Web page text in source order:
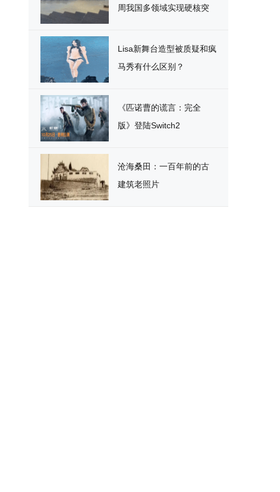
周我国多领域实现硬核突
Lisa新舞台造型被质疑和疯
马秀有什么区别？
《匹诺曹的谎言：完全
版》登陆Switch2
沧海桑田：一百年前的古
建筑老照片